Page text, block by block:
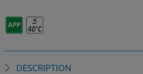
DESCRIPTION